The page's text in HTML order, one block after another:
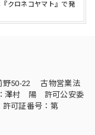
クロネコヤマト』で発
野50-22 古物営業法
澤村 陽 許可公安委
可証番号：第